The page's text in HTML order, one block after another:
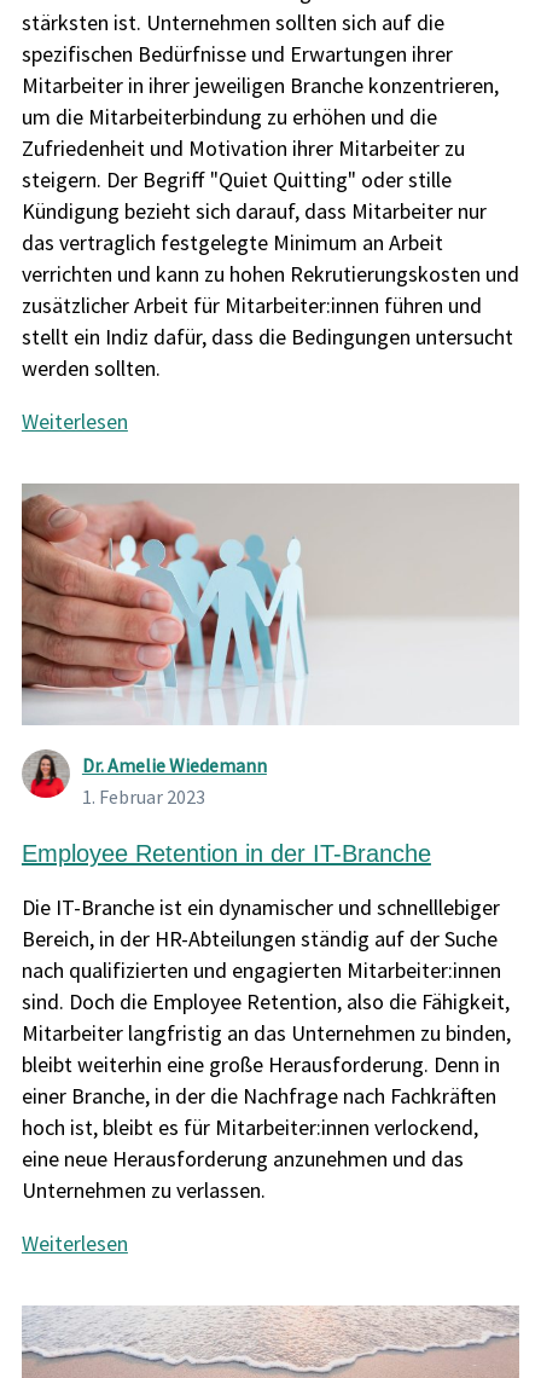
stärksten ist. Unternehmen sollten sich auf die
spezifischen Bedürfnisse und Erwartungen ihrer
Mitarbeiter in ihrer jeweiligen Branche konzentrieren,
um die Mitarbeiterbindung zu erhöhen und die
Zufriedenheit und Motivation ihrer Mitarbeiter zu
steigern. Der Begriff "Quiet Quitting" oder stille
Kündigung bezieht sich darauf, dass Mitarbeiter nur
das vertraglich festgelegte Minimum an Arbeit
verrichten und kann zu hohen Rekrutierungskosten und
zusätzlicher Arbeit für Mitarbeiter:innen führen und
stellt ein Indiz dafür, dass die Bedingungen untersucht
werden sollten.
Weiterlesen
Dr. Amelie Wiedemann
1. Februar 2023
Employee Retention in der IT-Branche
Die IT-Branche ist ein dynamischer und schnelllebiger
Bereich, in der HR-Abteilungen ständig auf der Suche
nach qualifizierten und engagierten Mitarbeiter:innen
sind. Doch die Employee Retention, also die Fähigkeit,
Mitarbeiter langfristig an das Unternehmen zu binden,
bleibt weiterhin eine große Herausforderung. Denn in
einer Branche, in der die Nachfrage nach Fachkräften
hoch ist, bleibt es für Mitarbeiter:innen verlockend,
eine neue Herausforderung anzunehmen und das
Unternehmen zu verlassen.
Weiterlesen